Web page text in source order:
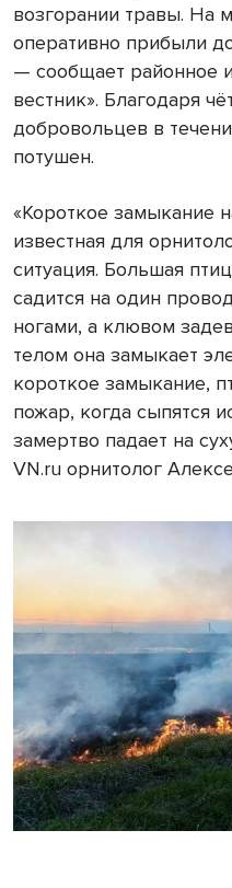
возгорании травы. На
оперативно прибыли
— сообщает районное
вестник». Благодаря
добровольцев в
потушен.
«Короткое замыкание
известная для
ситуация. Большая
садится на один
ногами, а клювом
телом она замыкает
короткое замыкание,
пожар, когда сыпятся
замертво падает на
VN.ru орнитолог